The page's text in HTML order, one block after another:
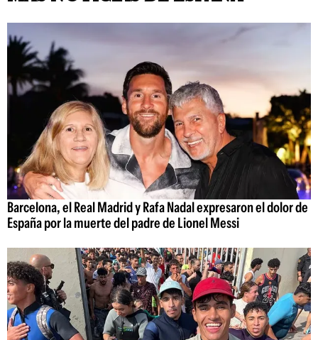
Barcelona, el Real Madrid y Rafa Nadal expresaron el dolor de
España por la muerte del padre de Lionel Messi